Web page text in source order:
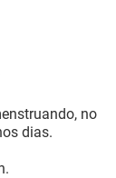
no
dias.